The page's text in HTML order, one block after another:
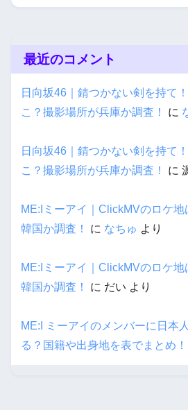
最近のコメント
日向坂46｜錆つかない剣を持て
こ？撮影場所が兵庫か調査！
に
日向坂46｜錆つかない剣を持て
こ？撮影場所が兵庫か調査！
に
ME:Iミーアイ｜ClickMVのロケ
韓国か調査！
に なちゅ より
ME:Iミーアイ｜ClickMVのロケ
韓国か調査！
に だい より
ME:I ミーアイのメンバーに日本
る？国籍や出身地を表でまとめ！